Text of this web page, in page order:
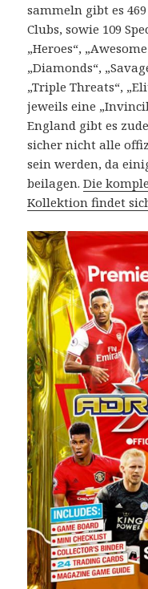
sammeln gibt es
Clubs, sowie 109
„Heroes“,
„Diamonds“,
„Triple Threats“,
jeweils eine
England gibt es
sicher nicht alle
sein werden, da
beilagen.Die
Kollektion findet